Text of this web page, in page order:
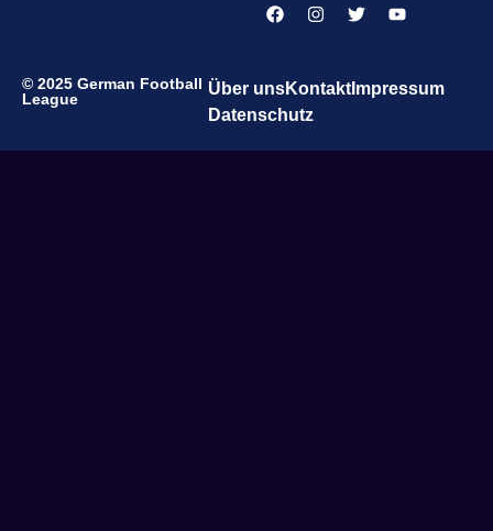
© 2025 German Football
League
Über unsKontaktImpressum
Datenschutz